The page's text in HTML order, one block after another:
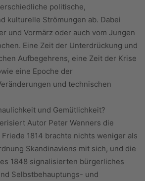
politische,
kulturelle Strömungen ab. Dabei
und Vormärz oder auch vom Jungen
Eine Zeit der Unterdrückung und
Aufbegehrens, eine Zeit der Krise
eine Epoche der
und technischen
und Gemütlichkeit?
Autor Peter Wenners die
1814 brachte nichts weniger als
Skandinaviens mit sich, und die
1848 signalisierten bürgerliches
Selbstbehauptungs- und